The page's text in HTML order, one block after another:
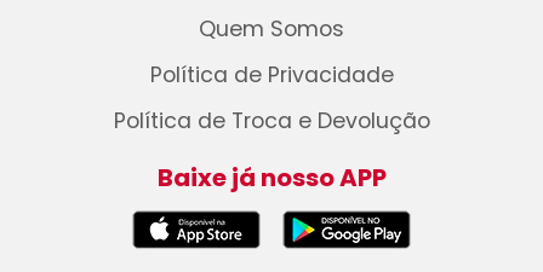
Quem Somos
Política de Privacidade
Política de Troca e Devolução
Baixe já nosso APP